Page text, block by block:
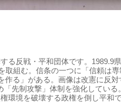
る反戦・平和団体です。1989.9
取組む。信条の一つに「信頼は
作る」がある。画像は改憲に反対
先制攻撃」体制を強化している
環境を破壊する政権を倒し平和